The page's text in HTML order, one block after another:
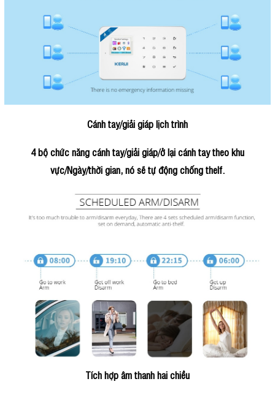
Cánh tay/giải giáp lịch trình
4 bộ chức năng cánh tay/giải giáp/ở lại cánh tay theo khu
vực/Ngày/thời gian, nó sẽ tự động chống thelf.
Tích hợp âm thanh hai chiều